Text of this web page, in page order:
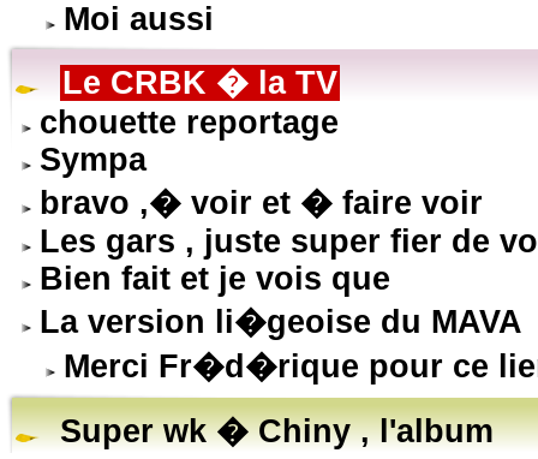
Moi aussi
Le CRBK � la TV
chouette reportage
Sympa
bravo ,� voir et � faire voir
Les gars , juste super fier de
Bien fait et je vois que
La version li�geoise du MAVA
Merci Fr�d�rique pour ce
Super wk � Chiny , l'album